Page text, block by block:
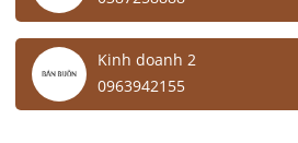
Kinh doanh 2
0963942155